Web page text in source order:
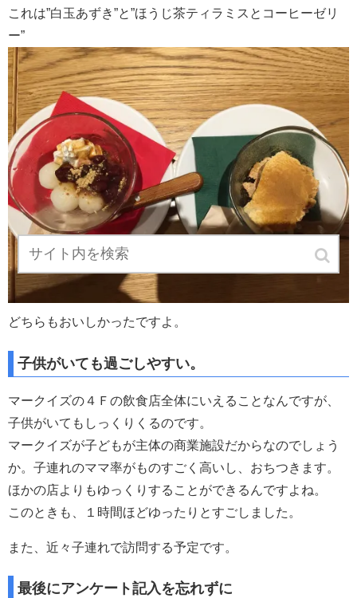
これは”白玉あずき”と”ほうじ茶ティラミスとコーヒーゼリ
ー”
どちらもおいしかったですよ。
子供がいても過ごしやすい。
マークイズの４Ｆの飲食店全体にいえることなんですが、
子供がいてもしっくりくるのです。
マークイズが子どもが主体の商業施設だからなのでしょう
か。子連れのママ率がものすごく高いし、おちつきます。
ほかの店よりもゆっくりすることができるんですよね。
このときも、１時間ほどゆったりとすごしました。
また、近々子連れで訪問する予定です。
最後にアンケート記入を忘れずに